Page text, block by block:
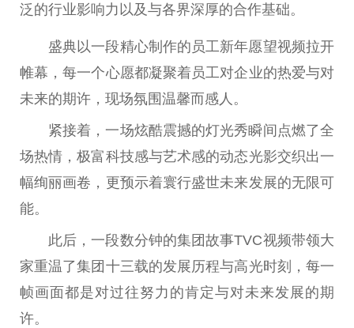
泛的行业影响力以及与各界深厚的合作基础。
盛典以一段精心制作的员工新年愿望视频拉开
帷幕，每一个心愿都凝聚着员工对企业的热爱与对
未来的期许，现场氛围温馨而感人。
紧接着，一场炫酷震撼的灯光秀瞬间点燃了全
场热情，极富科技感与艺术感的动态光影交织出一
幅绚丽画卷，更预示着寰行盛世未来发展的无限可
能。
此后，一段数分钟的集团故事TVC视频带领大
家重温了集团十三载的发展历程与高光时刻，每一
帧画面都是对过往努力的肯定与对未来发展的期
许。